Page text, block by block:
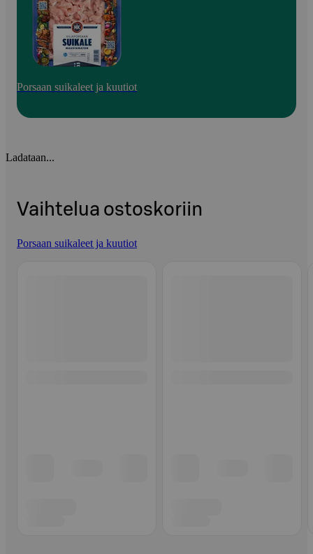
Porsaan suikaleet ja kuutiot
Ladataan...
Vaihtelua ostoskoriin
Porsaan suikaleet ja kuutiot